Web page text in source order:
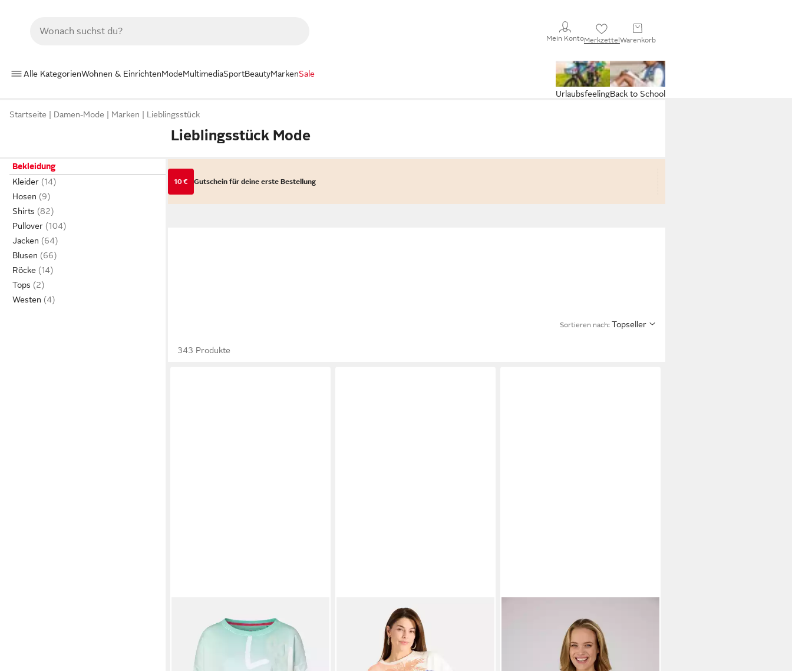
Mein KontoMerkzettelWarenkorb
Alle KategorienWohnen & EinrichtenModeMultimediaSportBeautyMarkenSale
Back to School
Urlaubsfeeling
Startseite Damen-Mode Marken Lieblingsstück
Lieblingsstück Mode
Bekleidung
Kleider
Hosen
Shirts
Pullover
Jacken
Blusen
Röcke
Tops
Westen
10 € Gutschein für deine erste Bestellung
Sortieren nach: Topseller
343 Produkte